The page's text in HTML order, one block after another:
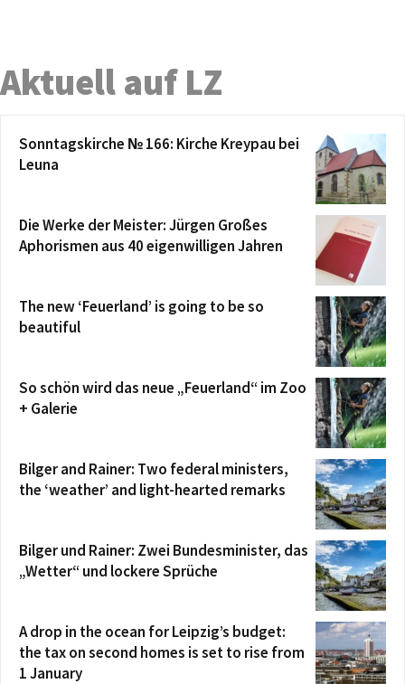
Aktuell auf LZ
Sonntagskirche № 166: Kirche Kreypau bei
Leuna
Die Werke der Meister: Jürgen Großes
Aphorismen aus 40 eigenwilligen Jahren
The new ‘Feuerland’ is going to be so
beautiful
So schön wird das neue „Feuerland“ im Zoo
+ Galerie
Bilger and Rainer: Two federal ministers,
the ‘weather’ and light-hearted remarks
Bilger und Rainer: Zwei Bundesminister, das
„Wetter“ und lockere Sprüche
A drop in the ocean for Leipzig’s budget:
the tax on second homes is set to rise from
1 January